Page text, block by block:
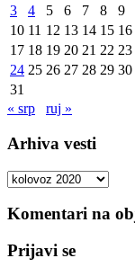
3
4 5 6 7 8
9
10 11 12 13 14 15 16
17 18 19 20 21 22 23
24 25 26 27 28 29 30
31
« srp
ruj »
Arhiva vesti
Arhiva
Komentari na
Prijavi se